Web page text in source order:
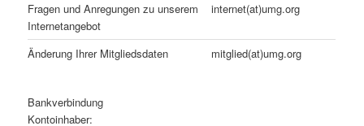
Fragen und Anregungen zu unserem
Internetangebot
internet(at)umg.org
Änderung Ihrer Mitgliedsdaten mitglied(at)umg.org
Bankverbindung
Kontoinhaber: